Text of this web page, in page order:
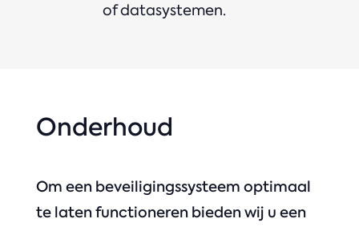
of datasystemen.
Onderhoud
Om een beveiligingssysteem optimaal
te laten functioneren bieden wij u een